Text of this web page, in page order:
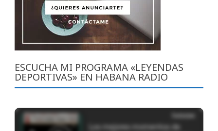
ESCUCHA MI PROGRAMA «LEYENDAS
DEPORTIVAS» EN HABANA RADIO